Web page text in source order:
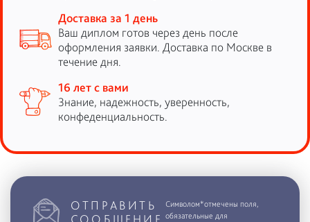
Доставка за 1 день
Ваш диплом готов через день после
оформления заявки. Доставка по Москве в
течение дня.
16 лет с вами
Знание, надежность, уверенность,
конфеденциальность.
ОТПРАВИТЬ
СООБЩЕНИЕ
Символом*отмечены поля,
обязательные для